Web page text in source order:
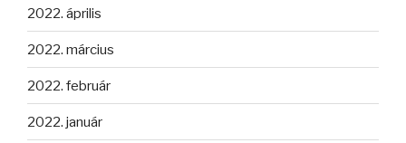
2022. április
2022. március
2022. február
2022. január